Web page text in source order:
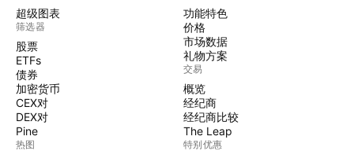
超级图表
筛选器
股票
ETFs
债券
加密货币
CEX对
DEX对
Pine
热图
功能特色
价格
市场数据
礼物方案
交易
概览
经纪商
经纪商比较
The Leap
特别优惠